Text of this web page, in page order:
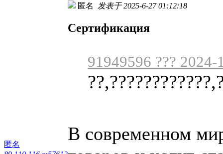
匿名
匿名 发表于 2025-6-27 01:12:18
Сертификация
91949596 ???
В современном